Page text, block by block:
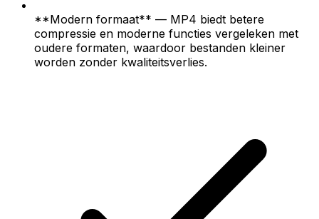
**Modern formaat** — MP4 biedt betere
compressie en moderne functies vergeleken met
oudere formaten, waardoor bestanden kleiner
worden zonder kwaliteitsverlies.